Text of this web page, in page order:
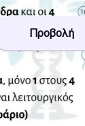
Προβολή